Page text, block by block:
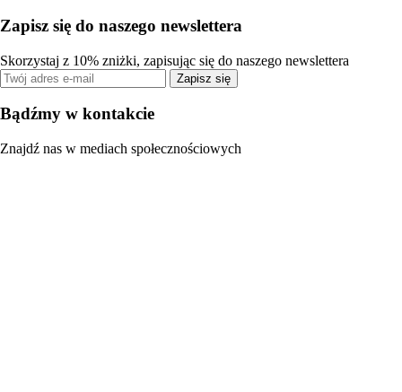
Zapisz się do naszego newslettera
Skorzystaj z 10% zniżki, zapisując się do naszego newslettera
Zapisz się
Bądźmy w kontakcie
Znajdź nas w mediach społecznościowych